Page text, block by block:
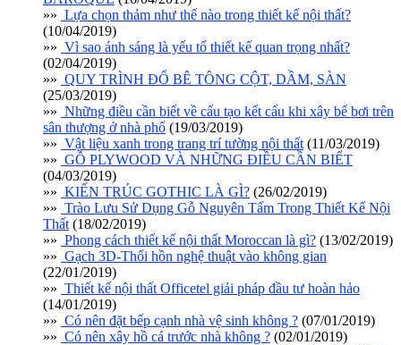
»» Lựa chọn thảm như thế nào trong thiết kế nội thất?
(10/04/2019)
»» Vì sao ánh sáng là yếu tố thiết kế quan trọng nhất?
(02/04/2019)
»» QUY TRÌNH ĐỔ BÊ TÔNG CỘT, DẦM, SÀN
(25/03/2019)
»» Những điều cần biết về cấu tạo kết cấu khi xây bể bơi trên
sân thượng ở nhà phố (19/03/2019)
»» Vật liệu xanh trong trang trí tường nội thất (11/03/2019)
»» GỖ PLYWOOD VÀ NHỮNG ĐIỀU CẦN BIẾT
(04/03/2019)
»» KIẾN TRÚC GOTHIC LÀ GÌ? (26/02/2019)
»» Trào Lưu Sử Dụng Gỗ Nguyên Tấm Trong Thiết Kế Nội
Thất (18/02/2019)
»» Phong cách thiết kế nội thất Moroccan là gì? (13/02/2019)
»» Gạch 3D-Thổi hồn nghệ thuật vào không gian
(22/01/2019)
»» Thiết kế nội thất Officetel giải pháp đầu tư hoàn hảo
(14/01/2019)
»» Có nên đặt bếp cạnh nhà vệ sinh không ? (07/01/2019)
»» Có nên xây hồ cá trước nhà không ? (02/01/2019)